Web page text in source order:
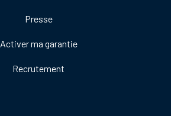
Presse
Activer ma garantie
Recrutement